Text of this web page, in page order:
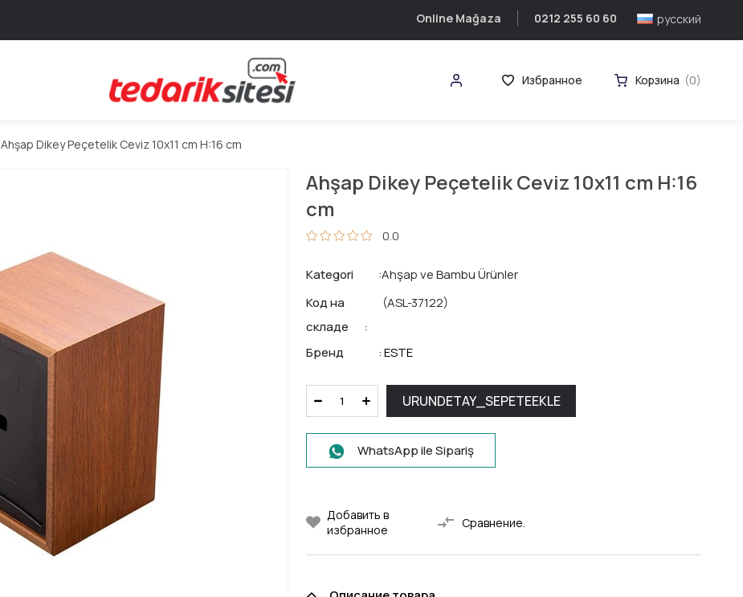
Online Mağaza 0212 255 60 60 русский
Корзина 0
Избранное
Ahşap Dikey Peçetelik Ceviz 10x11 cm H:16 cm
Ahşap Dikey Peçetelik Ceviz 10x11 cm H:16
cm
0.0
Kategori
Ahşap ve Bambu Ürünler
Код на
складе
(ASL-37122)
Бренд : ESTE
WhatsApp ile Sipariş
Добавить в
избранное
Сравнение.